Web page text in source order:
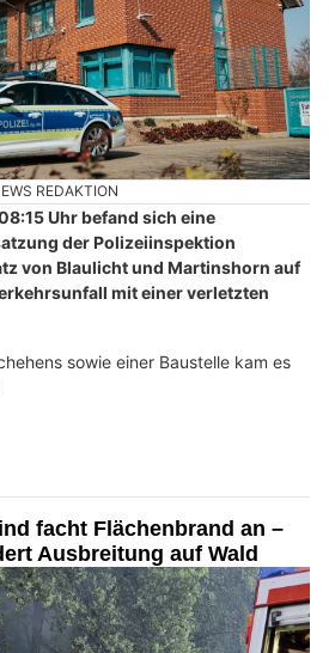
REDAKTION
Uhr befand sich eine
der Polizeiinspektion
von Blaulicht und Martinshorn auf
mit einer verletzten
sowie einer Baustelle kam es
facht Flächenbrand an –
Ausbreitung auf Wald